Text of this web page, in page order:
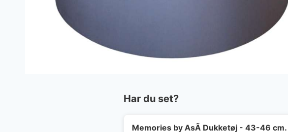
Har du set?
Memories by AsÃ­ Dukketøj - 43-46